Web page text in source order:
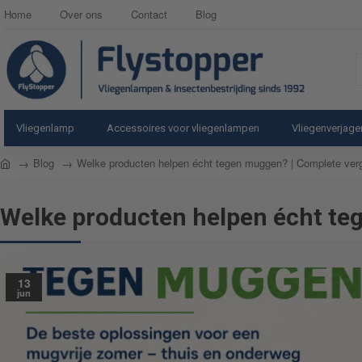
Home Over ons Contact Blog
Vliegenlamp Accessoires voor vliegenlampen
homeBlog Welke producten helpen écht tegen muggen? | Complete
Welke producten helpen écht
13
jun